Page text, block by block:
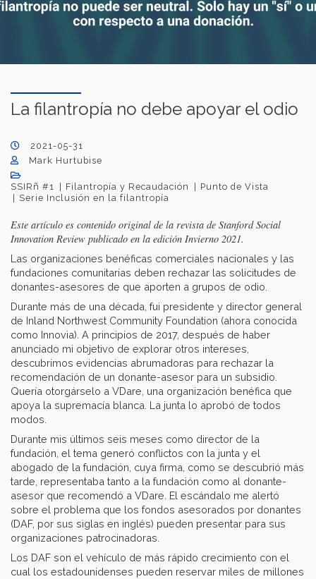
La filantropía no debe apoyar el odio
2021-05-31
Mark Hurtubise
SSIRñ #1 Filantropía y Recaudación
Punto de Vista
Serie Inclusión en la filantropía
Este artículo es contenido original de la revista de Stanford Social
Innovation Review publicado en la edición Invierno 2021.
Las organizaciones benéficas comerciales nacionales y las
fundaciones comunitarias deben rechazar las solicitudes de
donantes-asesores de que aporten a grupos de odio.
Durante más de una década, fui presidente y director general
de Inland Northwest Community Foundation (ahora conocida
como Innovia). A principios de 2017, después de haber
anunciado mi objetivo de explorar otros intereses,
descubrimos evidencias abrumadoras para rechazar la
recomendación de un donante-asesor para un subsidio.
Quería otorgárselo a VDare, una organización benéfica que
apoya la supremacía blanca. La junta lo aprobó de todos
modos.
Durante mis últimos seis meses como director de la
fundación, el tema generó conflictos con la junta y el
abogado de la fundación, cuya firma, como se descubrió más
tarde, representaba tanto a la fundación como al donante-
asesor que recomendó a VDare. El escándalo me alertó
sobre el problema que los fondos asesorados por donantes
(DAF, por sus siglas en inglés) pueden presentar para sus
organizaciones patrocinadoras.
Los DAF son el vehículo de más rápido crecimiento con el
cual los estadounidenses pueden reservar miles de millones